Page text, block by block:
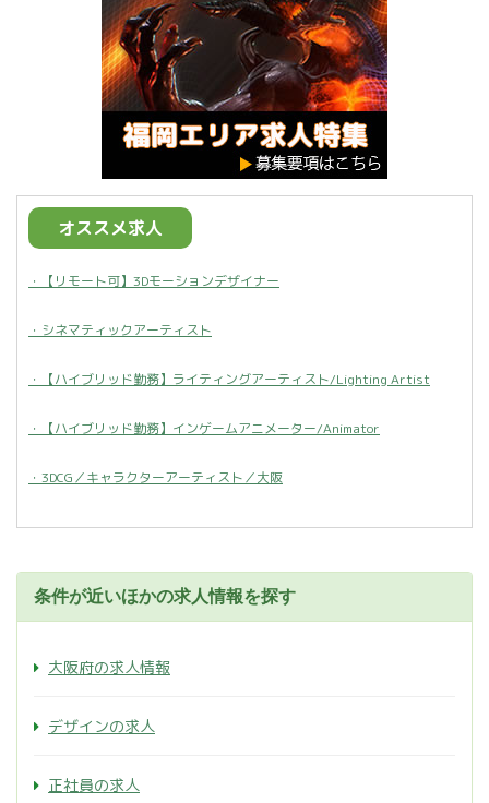
オススメ求人
・【リモート可】3Dモーションデザイナー
・シネマティックアーティスト
・【ハイブリッド勤務】ライティングアーティスト/Lighting Artist
・【ハイブリッド勤務】インゲームアニメーター/Animator
・3DCG／キャラクターアーティスト／大阪
条件が近いほかの求人情報を探す
大阪府の求人情報
デザインの求人
正社員の求人